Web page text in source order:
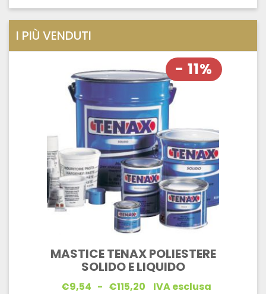
I PIÙ VENDUTI
- 11%
MASTICE TENAX POLIESTERE
SOLIDO E LIQUIDO
€9,54 - €115,20FasciaIVA esclusa